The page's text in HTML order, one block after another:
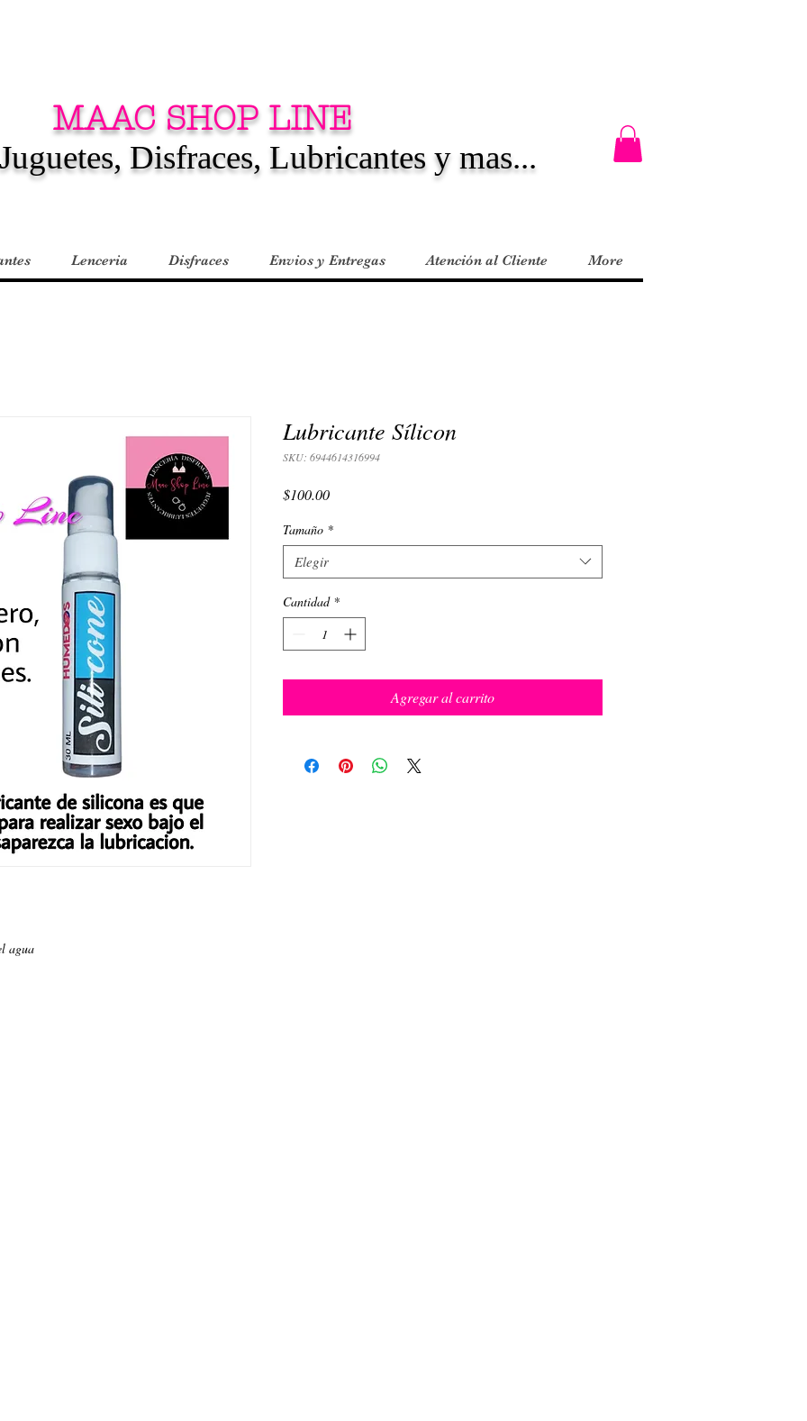
MAAC SHOP LINE
Disfraces, Lubricantes y mas...
Lenceria Disfraces Envios y Entregas Atención al Cliente More
agua
Lubricante Sílicon
SKU: 6944614316994
$100.00Precio
Tamaño *
Elegir
Cantidad *
Agregar al carrito